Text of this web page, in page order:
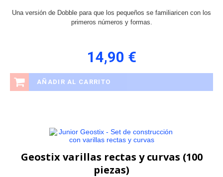
Una versión de Dobble para que los pequeños se familiaricen con los
primeros números y formas.
14,90 €
AÑADIR AL CARRITO
Geostix varillas rectas y curvas (100
piezas)